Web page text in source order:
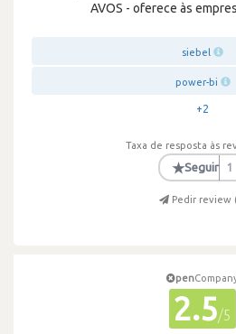
AVOS - oferece às
siebel
power-bi
+2
Taxa de resposta às
★Seguir 1
Pedir review
pen
2.5/5